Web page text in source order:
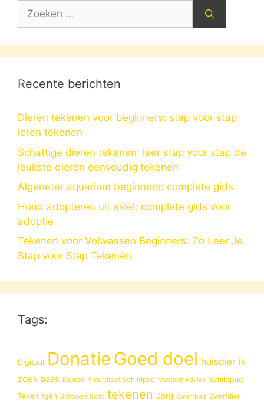
Zoek
Recente berichten
Dieren tekenen voor beginners: stap voor stap
leren tekenen
Schattige dieren tekenen: leer stap voor stap de
leukste dieren eenvoudig tekenen
Algeneter aquarium beginners: complete gids
Hond adopteren uit asiel: complete gids voor
adoptie
Tekenen voor Volwassen Beginners: Zo Leer Je
Stap voor Stap Tekenen
Tags:
Digitaal Donatie Goed doel huisdier ik
zoek baas Keuken Kleurplaat Schildpad Medisch Advies Schildpad
Tekeningen Schonere lucht tekenen Zorg Zwembad Zwerfdier